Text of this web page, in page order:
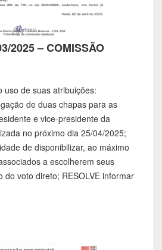
2025 – COMISSÃO
uso de suas atribuições:
de duas chapas para as
e vice-presidente da
no próximo dia 25/04/2025;
de disponibilizar, ao máximo
a escolherem seus
do voto direto; RESOLVE informar